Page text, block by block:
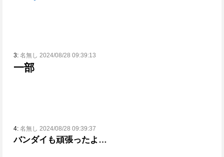
3: 名無し 2024/08/28 09:39:13
一部
4: 名無し 2024/08/28 09:39:37
バンダイも頑張ったよ…